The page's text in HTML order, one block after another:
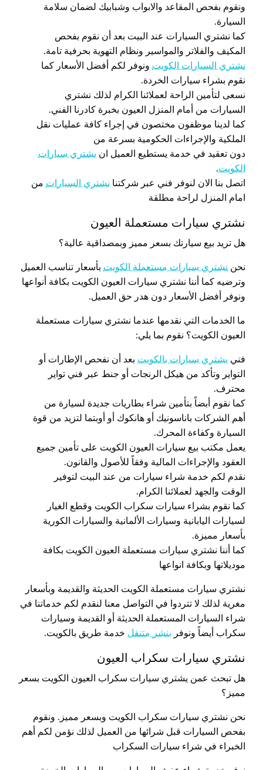
ونقوم بفحص المقاعد والابواب وشبابيك لضمان سلامة
السيارة.
كما نشتري السيارات عند البيت بعد أن نقوم بفحص
المكيف والفلاتر والمواسير ونظام التهوية بحرفية تامة.
نشتري السيارات الكويت ونوفر لكم أفضل الأسعار كما
نقوم بشراء سيارات الخردة.
نسعى لتأمين الراحة لعملائنا الكرام لذلك نشتري
السيارات من أمام المنزل العيون بخبرة كادرنا الفني.
كما لدينا موظفون مختصون في إجراء كافة عمليات نقل
الملكية والإجراءات الحكومية بسرعة من
دون تعقيد في خدمة يستطيع العميل ان يشتري سيارات
الكويت.
اتصل بنا الان لنوفر فني عبر شركتنا نشتري السيارات من
امام المنزل لراحة مطلقة
نشتري سيارات مستعملة العيون
هل تريد بيع سيارتك بسعر مميز وبمصداقية عالية؟
نحن نشتري سيارات مستعملة الكويت بأسعار تناسب العميل
وترضيه كما أننا نشتري سيارات العيون الكويت بكافة أنواعها
ونوفر أفضل الأسعار دون هدر حق العميل.
ما الخدمات التي نقدمها عندما نشتري سيارات مستعملة
العيون الكويت؟ نقوم بما يلي:
فني يشتري سيارات بالكويت بعد أن نفحص الإطارات أو
التواير وتأكد من هيكل الرنجات أو جنط عبر فني تواير
محترف.
كما نقوم أبضاً بتأمين شراء بطاريات جديدة لسيارة من
أهم الشركات باناسونيك أو هانكوك أو أوبتما لتزيد من قوة
السيارة وكفاءة المحرك.
يعمل مكتب بيع سيارات العيون الكويت على تأمين جميع
العقود والإجراءات المالية وفقاً للأصول والقانون.
نقدم لكم خدمة شراء سيارات من عند البيت لتوفير
الوقت والجهد لعملائنا الكرام.
كما نقوم بشراء سيارات سكراب الكويت وقطع الغيار
لسيارات اليابانية وسيارات الألمانية والسيارات الكورية
بأسعار مميزة.
كما أننا نشتري سيارات مستعملة العيون الكويت بكافة
موديلاتها وبكافة انواعها
نشتري سيارات مستعملة الكويت الحديثة والقديمة وبأسعار
مغرية لذلك لا تتردوا في التواصل معنا لنقدم لكم خدماتنا في
شراء السيارات المستعملة الحديثة أو القديمة وسيارات
سكراب أيضاً ونوفر بنشر متنقل خدمة طريق بالكويت.
نشتري سيارات سكراب العيون
هل تبحث عمن يشتري سيارات سكراب العيون الكويت بسعر
مميز؟
نحن نشتري سيارات سكراب الكويت وبسعر مميز. ونقوم
بفحص السيارات قبل شرائها من العميل لذلك نؤمن لكم أهم
الخبراء في شراء سيارات السكراب